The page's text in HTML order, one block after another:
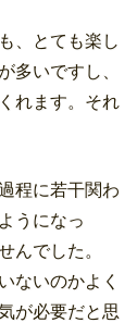
、とても楽し
多いですし、
れます。それ
程に若干関わ
うになっ
んでした。
ないのかよく
が必要だと思